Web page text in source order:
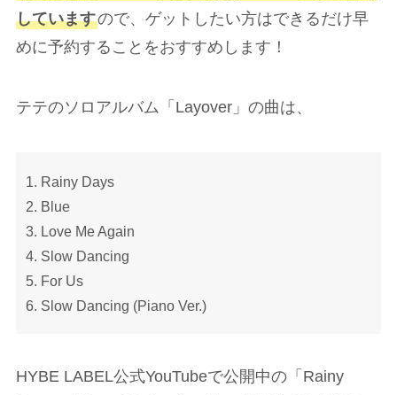
していますので、ゲットしたい方はできるだけ早
めに予約することをおすすめします！
テテのソロアルバム「Layover」の曲は、
Rainy Days
Blue
Love Me Again
Slow Dancing
For Us
Slow Dancing (Piano Ver.)
HYBE LABEL公式YouTubeで公開中の「Rainy